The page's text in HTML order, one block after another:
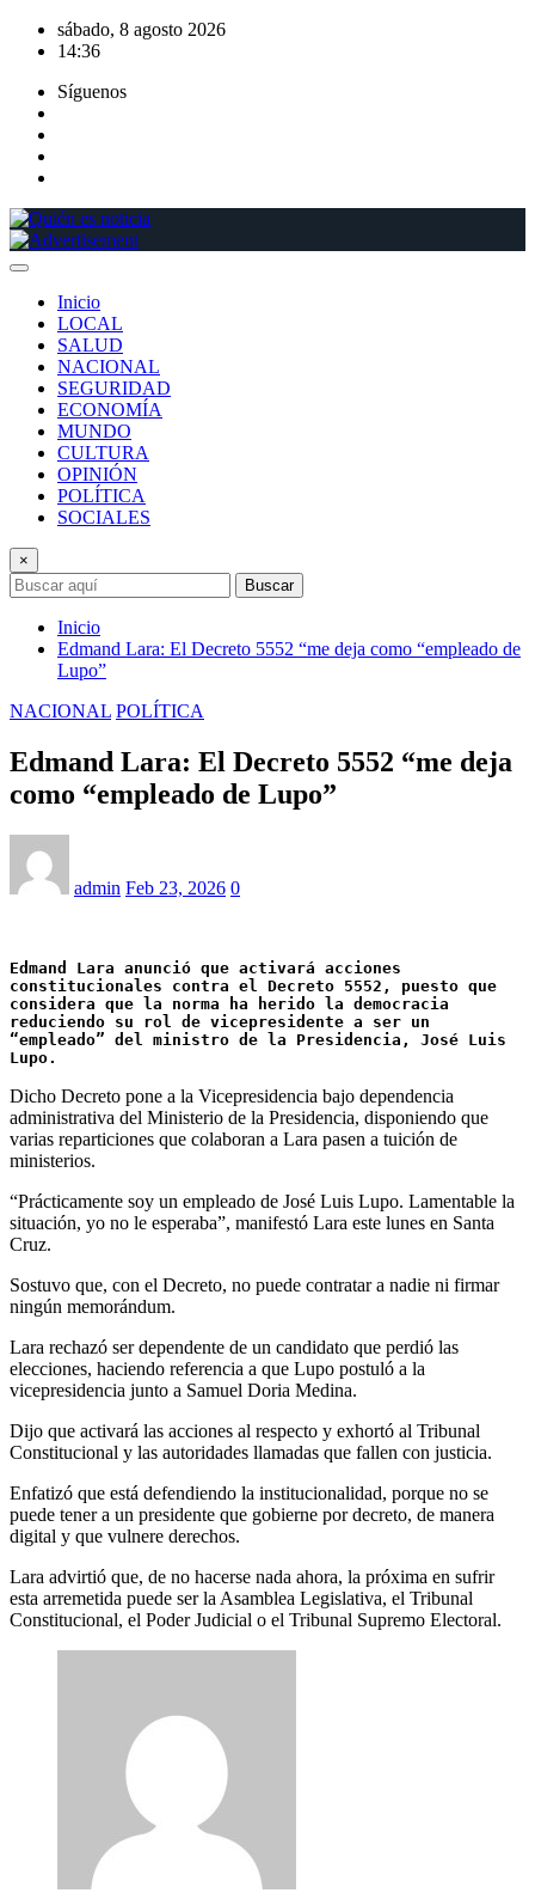
Saltar
sábado, 8 agosto 2026
14:36
Síguenos
Inicio
LOCAL
SALUD
NACIONAL
SEGURIDAD
ECONOMÍA
MUNDO
CULTURA
OPINIÓN
POLÍTICA
SOCIALES
×
Buscar
Inicio
Edmand Lara: El Decreto 5552 “me deja como “empleado de
Lupo”
NACIONAL POLÍTICA
Edmand Lara: El Decreto 5552 “me deja
como “empleado de Lupo”
admin Feb 23, 2026 0
Edmand Lara anunció que activará acciones
constitucionales contra el Decreto 5552, puesto que
considera que la norma ha herido la democracia
reduciendo su rol de vicepresidente a ser un
“empleado” del ministro de la Presidencia, José Luis
Lupo.
Dicho Decreto pone a la Vicepresidencia bajo dependencia
administrativa del Ministerio de la Presidencia, disponiendo que
varias reparticiones que colaboran a Lara pasen a tuición de
ministerios.
“Prácticamente soy un empleado de José Luis Lupo. Lamentable la
situación, yo no le esperaba”, manifestó Lara este lunes en Santa
Cruz.
Sostuvo que, con el Decreto, no puede contratar a nadie ni firmar
ningún memorándum.
Lara rechazó ser dependente de un candidato que perdió las
elecciones, haciendo referencia a que Lupo postuló a la
vicepresidencia junto a Samuel Doria Medina.
Dijo que activará las acciones al respecto y exhortó al Tribunal
Constitucional y las autoridades llamadas que fallen con justicia.
Enfatizó que está defendiendo la institucionalidad, porque no se
puede tener a un presidente que gobierne por decreto, de manera
digital y que vulnere derechos.
Lara advirtió que, de no hacerse nada ahora, la próxima en sufrir
esta arremetida puede ser la Asamblea Legislativa, el Tribunal
Constitucional, el Poder Judicial o el Tribunal Supremo Electoral.